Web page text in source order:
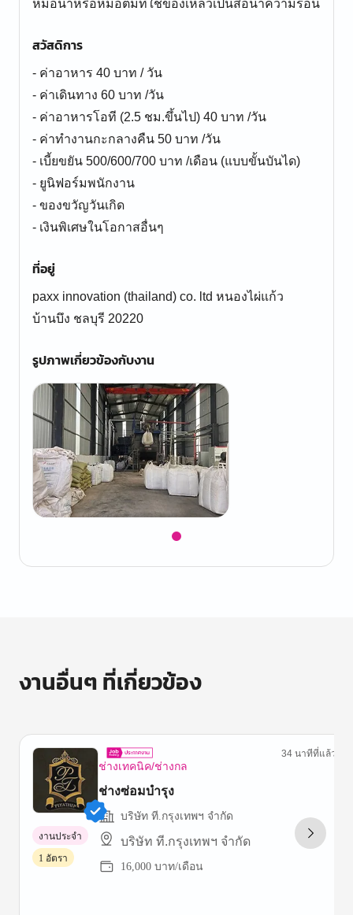
หม้อน้ำหรือหม้อต้มที่ใช้ของเหลวเป็นสื่อนำความร้อน
สวัสดิการ
- ค่าอาหาร 40 บาท / วัน
- ค่าเดินทาง 60 บาท /วัน
- ค่าอาหารโอที (2.5 ชม.ขึ้นไป) 40 บาท /วัน
- ค่าทำงานกะกลางคืน 50 บาท /วัน
- เบี้ยขยัน 500/600/700 บาท /เดือน (แบบขั้นบันได)
- ยูนิฟอร์มพนักงาน
- ของขวัญวันเกิด
- เงินพิเศษในโอกาสอื่นๆ
ที่อยู่
paxx innovation (thailand) co. ltd หนองไผ่แก้ว
บ้านบึง ชลบุรี 20220
รูปภาพเกี่ยวข้องกับงาน
งานอื่นๆ ที่เกี่ยวข้อง
ช่างเทคนิค/ช่างกล
34 นาทีที่แล้ว
ช่างซ่อมบำรุง
บริษัท ที.กรุงเทพฯ จำกัด
บริษัท ที.กรุงเทพฯ จำกัด
16,000 บาท/เดือน
งานประจำ
1 อัตรา